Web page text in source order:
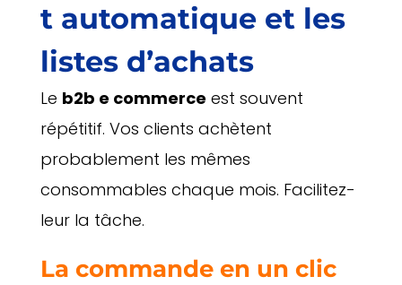
t automatique et les
listes d’achats
Le b2b e commerce est souvent
répétitif. Vos clients achètent
probablement les mêmes
consommables chaque mois. Facilitez-
leur la tâche.
La commande en un clic